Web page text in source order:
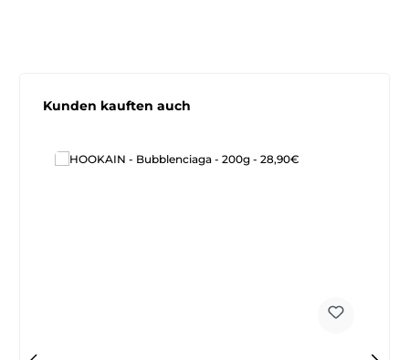
Produktgalerie überspringen
Kunden kauften auch